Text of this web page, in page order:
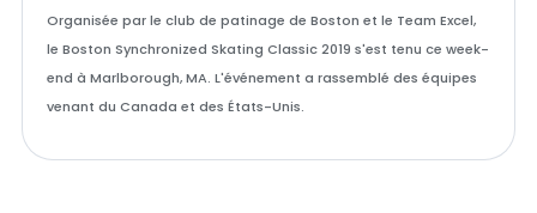
Organisée par le club de patinage de Boston et le Team Excel,
le Boston Synchronized Skating Classic 2019 s'est tenu ce week-
end à Marlborough, MA. L'événement a rassemblé des équipes
venant du Canada et des États-Unis.